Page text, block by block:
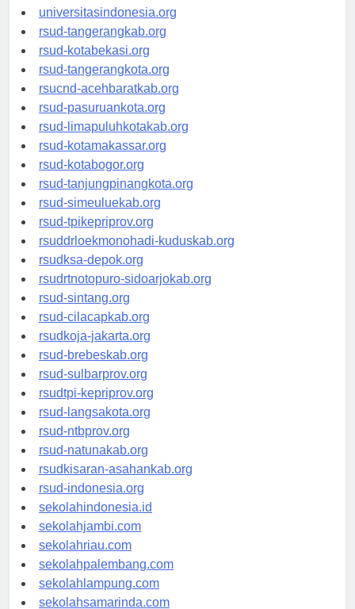
universitassamarinda.id
universitasindonesia.org
rsud-tangerangkab.org
rsud-kotabekasi.org
rsud-tangerangkota.org
rsucnd-acehbaratkab.org
rsud-pasuruankota.org
rsud-limapuluhkotakab.org
rsud-kotamakassar.org
rsud-kotabogor.org
rsud-tanjungpinangkota.org
rsud-simeuluekab.org
rsud-tpikepriprov.org
rsuddrloekmonohadi-kuduskab.org
rsudksa-depok.org
rsudrtnotopuro-sidoarjokab.org
rsud-sintang.org
rsud-cilacapkab.org
rsudkoja-jakarta.org
rsud-brebeskab.org
rsud-sulbarprov.org
rsudtpi-kepriprov.org
rsud-langsakota.org
rsud-ntbprov.org
rsud-natunakab.org
rsudkisaran-asahankab.org
rsud-indonesia.org
sekolahindonesia.id
sekolahjambi.com
sekolahriau.com
sekolahpalembang.com
sekolahlampung.com